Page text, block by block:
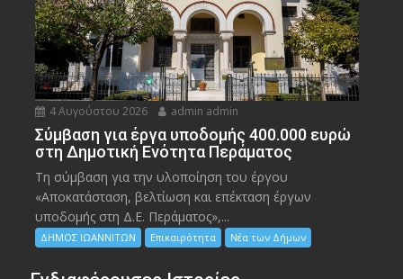
4 Αυγούστου 2026 admin admin
Σύμβαση για έργα υποδομής 400.000 ευρώ
στη Δημοτική Ενότητα Περάματος
Τη σύμβαση για την υλοποίηση του έργου
«Αποκατάσταση, βελτίωση και επέκταση έργων
υποδομής στη Δ.Ε. Περάματος»,...
ΔΗΜΟΣ ΙΩΑΝΝΙΤΩΝ Επικαιρότητα Νέα των Δήμων